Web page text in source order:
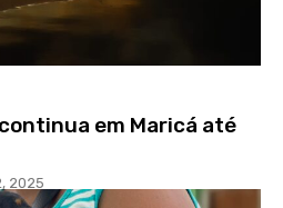
em Maricá até
2025